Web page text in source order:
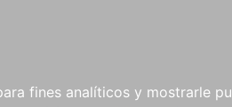
fines analíticos y mostrarle
EDICIONES
REVISTAS